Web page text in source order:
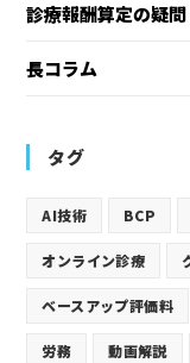
診療報酬算定の疑問
長コラム
タグ
AI技術 BCP
オンライン診療
ベースアップ評価料
労務 動画解説